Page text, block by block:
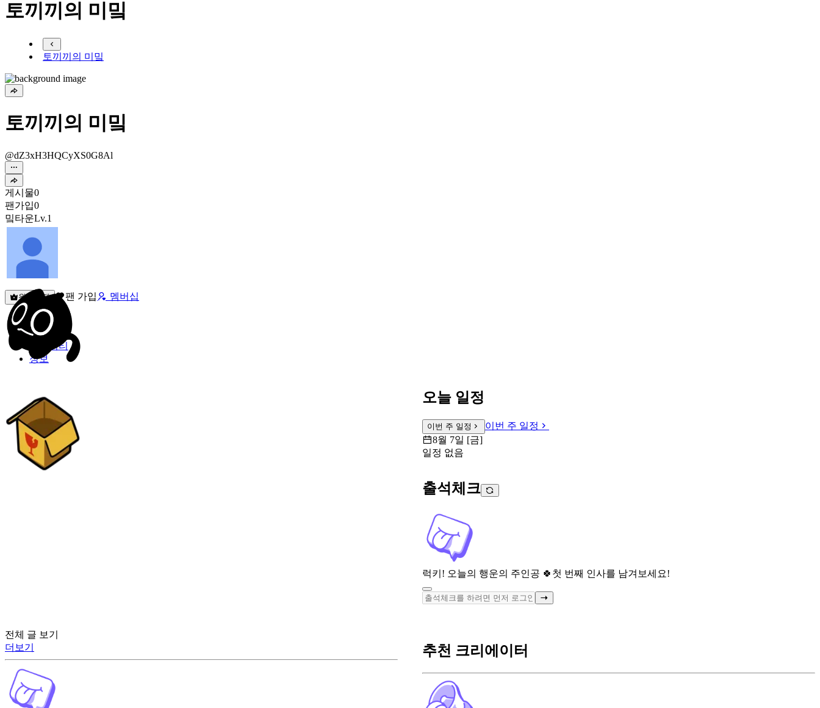
토끼끼의 미밐
토끼끼의 미밐
토끼끼의 미밐
@dZ3xH3HQCyXS0G8Al
게시물0
팬가입0
밐타운Lv.1
원픽선택 팬 가입 멤버십
밐타운
피드
커뮤니티
정보
오늘 일정
이번 주 일정
이번 주 일정
8월 7일 [금]
일정 없음
출석체크
럭키! 오늘의 행운의 주인공 🍀 첫 번째 인사를 남겨보세요!
전체 글 보기
더보기
추천 크리에이터